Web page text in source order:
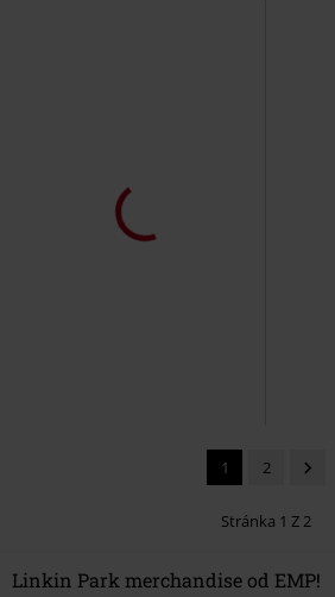
1 2
Stránka 1 Z 2
Linkin Park merchandise od EMP!